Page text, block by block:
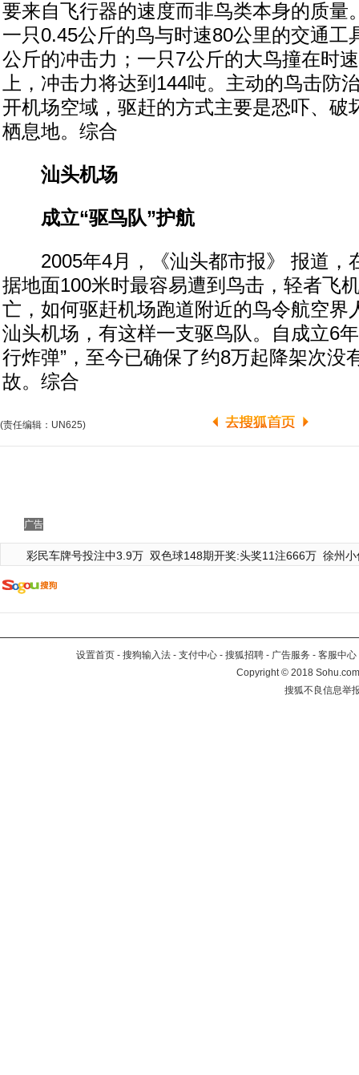
要来自飞行器的速度而非鸟类本身的质量
一只0.45公斤的鸟与时速80公里的交通工
公斤的冲击力；一只7公斤的大鸟撞在时
上，冲击力将达到144吨。主动的鸟击防
开机场空域，驱赶的方式主要是恐吓、破
栖息地。综合
汕头机场
成立“驱鸟队”护航
2005年4月，《汕头都市报》 报道，
据地面100米时最容易遭到鸟击，轻者飞
亡，如何驱赶机场跑道附近的鸟令航空界
汕头机场，有这样一支驱鸟队。自成立6
行炸弹”，至今已确保了约8万起降架次没
故。综合
(责任编辑：UN625)
广告
彩民车牌号投注中3.9万 双色球148期开奖:头奖11注666万 徐州
设置首页 - 搜狗输入法 - 支付中心 - 搜狐招聘 - 广告服务 - 客服中心
Copyright©2018
搜狐不良信息举